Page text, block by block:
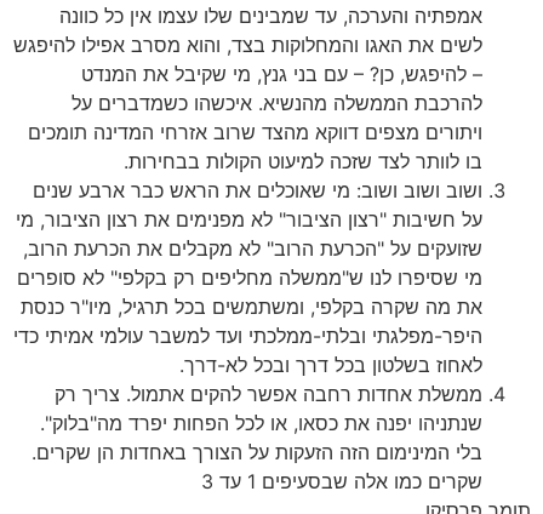
אמפתיה והערכה, עד שמבינים שלו עצמו אין כל כוונה
לשים את האגו והמחלוקות בצד, והוא מסרב אפילו להיפגש
– להיפגש, כן? – עם בני גנץ, מי שקיבל את המנדט
להרכבת הממשלה מהנשיא. איכשהו כשמדברים על
ויתורים מצפים דווקא מהצד שרוב אזרחי המדינה תומכים
בו לוותר לצד שזכה למיעוט הקולות בבחירות.
ושוב ושוב ושוב: מי שאוכלים את הראש כבר ארבע שנים
על חשיבות "רצון הציבור" לא מפנימים את רצון הציבור, מי
שזועקים על "הכרעת הרוב" לא מקבלים את הכרעת הרוב,
מי שסיפרו לנו ש"ממשלה מחליפים רק בקלפי" לא סופרים
את מה שקרה בקלפי, ומשתמשים בכל תרגיל, מיו"ר כנסת
היפר-מפלגתי ובלתי-ממלכתי ועד למשבר עולמי אמיתי כדי
לאחוז בשלטון בכל דרך ובכל לא-דרך.
ממשלת אחדות רחבה אפשר להקים אתמול. צריך רק
שנתניהו יפנה את כסאו, או לכל הפחות יפרד מה"בלוק".
בלי המינימום הזה הזעקות על הצורך באחדות הן שקרים.
שקרים כמו אלה שבסעיפים 1 עד 3